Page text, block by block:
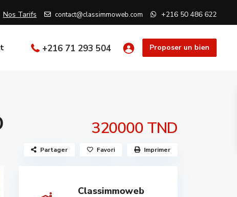
Nos Tarifs contact@classimmoweb.com +216 50 486 622
Proposer un bien
+216 71 293 504
320000 TND
Partager Favori Imprimer
Classimmoweb